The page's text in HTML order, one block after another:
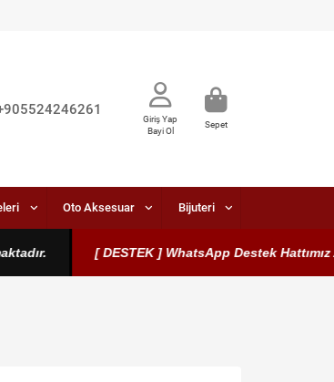
Giriş Yap
Bayi Ol
Sepet
Oto Aksesuar Bijuteri
[ DESTEK ] WhatsApp Destek Hattımız